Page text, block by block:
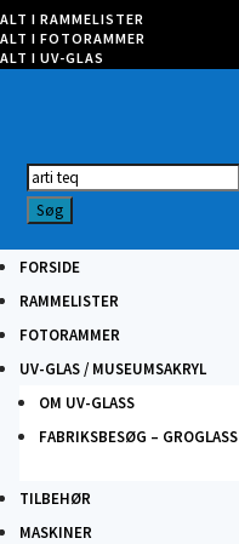
ALT I RAMMELISTER
ALT I FOTORAMMER
ALT I UV-GLAS
Products
search
Søg
FORSIDE
RAMMELISTER
FOTORAMMER
UV-GLAS / MUSEUMSAKRYL
OM UV-GLASS
FABRIKSBESØG – GROGLASS
TILBEHØR
MASKINER